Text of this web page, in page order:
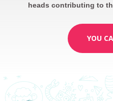
heads contributing to
YOU